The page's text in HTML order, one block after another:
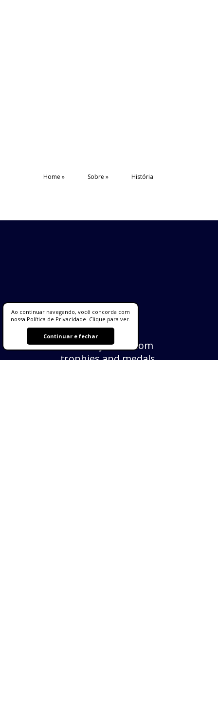
Home Sobre História
Zanoello
Industry of custom
trophies and medals,
Ao continuar navegando, você concorda com
nossa Política de Privacidade. Clique para ver.
Continuar e fechar